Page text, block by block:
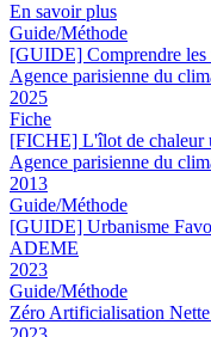
En savoir plus
Guide/Méthode
[GUIDE] Comprendre les
Agence parisienne du
2025
Fiche
[FICHE] L'îlot de chaleur
Agence parisienne du
2013
Guide/Méthode
[GUIDE] Urbanisme
ADEME
2023
Guide/Méthode
Zéro Artificialisation